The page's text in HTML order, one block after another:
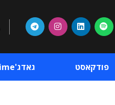
פודקאסט גאדג'Time